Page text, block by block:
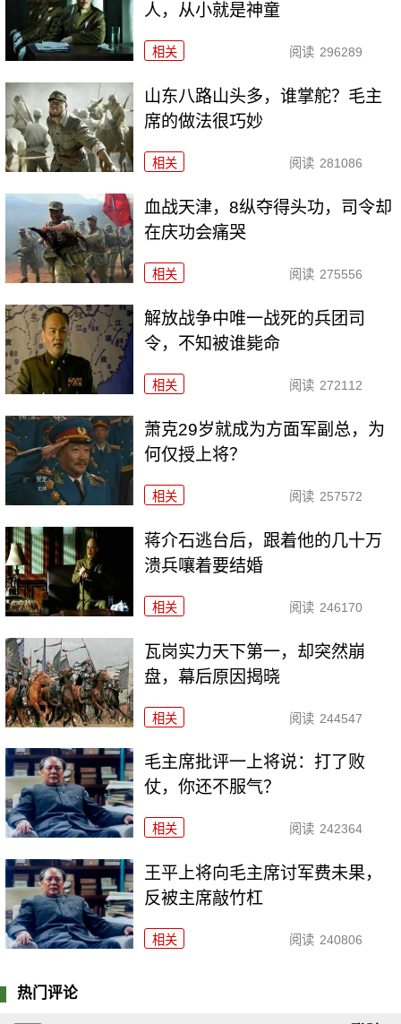
人，从小就是神童
相关 阅读 296289
山东八路山头多，谁掌舵？毛主
席的做法很巧妙
相关 阅读 281086
血战天津，8纵夺得头功，司令却
在庆功会痛哭
相关 阅读 275556
解放战争中唯一战死的兵团司
令，不知被谁毙命
相关 阅读 272112
萧克29岁就成为方面军副总，为
何仅授上将？
相关 阅读 257572
蒋介石逃台后，跟着他的几十万
溃兵嚷着要结婚
相关 阅读 246170
瓦岗实力天下第一，却突然崩
盘，幕后原因揭晓
相关 阅读 244547
毛主席批评一上将说：打了败
仗，你还不服气？
相关 阅读 242364
王平上将向毛主席讨军费未果，
反被主席敲竹杠
相关 阅读 240806
热门评论